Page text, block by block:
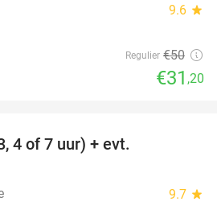
9.6 star
Regulier €50
€31 ,20
4 of 7 uur) + evt.
9.7 star